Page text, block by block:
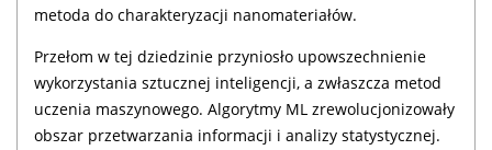
metoda do charakteryzacji nanomateriałów.
Przełom w tej dziedzinie przyniosło upowszechnienie
wykorzystania sztucznej inteligencji, a zwłaszcza metod
uczenia maszynowego. Algorytmy ML zrewolucjonizowały
obszar przetwarzania informacji i analizy statystycznej.